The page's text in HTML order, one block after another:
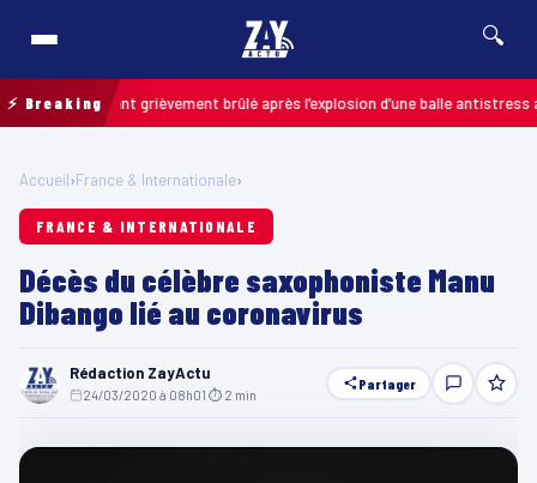
🔍
⚡ Breaking
: un enfant grièvement brûlé après l’explosion d’une balle antistress
Accueil›France & Internationale›
FRANCE & INTERNATIONALE
Décès du célèbre saxophoniste Manu
Dibango lié au coronavirus
Rédaction ZayActu
24/03/2020 à 08h01 ⏱ 2 min
Partager